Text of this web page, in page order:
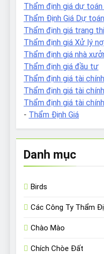
Thẩm định giá dự
Thẩm Định Giá Dự
Thẩm định giá trang
Thẩm định giá Xử lý nợ
Thẩm định giá nhà
Thẩm định giá đầu tư
Thẩm định giá tài
Thẩm định giá tài
Thẩm định giá tài
- Thẩm Định Giá
Danh mục
Birds
Các Công Ty Thẩm
Chào Mào
Chích Chòe Đất